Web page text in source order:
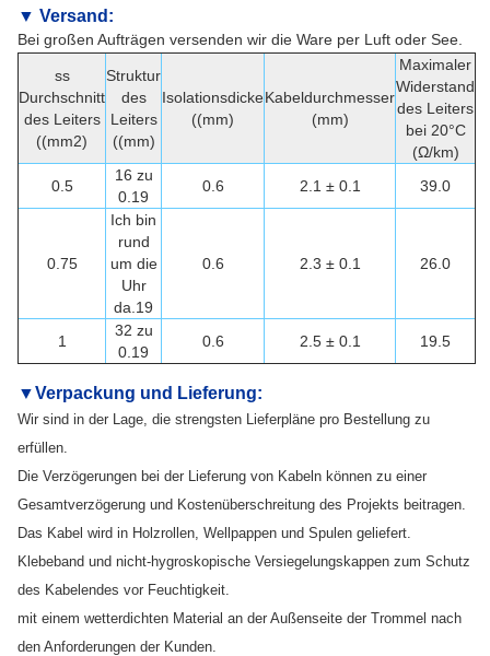
▼ Versand:
Bei großen Aufträgen versenden wir die Ware per Luft oder See.
ss
Durchschnitt
des Leiters
((mm2)
Struktur
des
Leiters
((mm)
Isolationsdicke
((mm)
Kabeldurchmesser
(mm)
Maximaler
Widerstand
des Leiters
bei 20°C
(Ω/km)
0.5
16 zu
0.19
0.6 2.1 ± 0.1 39.0
0.75
Ich bin
rund
um die
Uhr
da.19
0.6 2.3 ± 0.1 26.0
1
32 zu
0.19
0.6 2.5 ± 0.1 19.5
▼Verpackung und Lieferung:
Wir sind in der Lage, die strengsten Lieferpläne pro Bestellung zu
erfüllen.
Die Verzögerungen bei der Lieferung von Kabeln können zu einer
Gesamtverzögerung und Kostenüberschreitung des Projekts beitragen.
Das Kabel wird in Holzrollen, Wellpappen und Spulen geliefert.
Klebeband und nicht-hygroskopische Versiegelungskappen zum Schutz
des Kabelendes vor Feuchtigkeit.
mit einem wetterdichten Material an der Außenseite der Trommel nach
den Anforderungen der Kunden.